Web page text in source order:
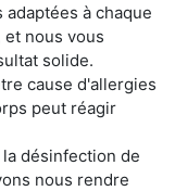
à chaque
nous vous
solide.
cause d'allergies
peut réagir
désinfection de
nous rendre